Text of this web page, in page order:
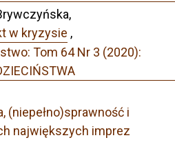
w kryzysie ,
Tom 64 Nr 3 (2020):
(niepełno)sprawność i
największych imprez